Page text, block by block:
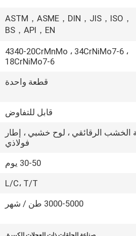
ASTM，ASME，DIN，JIS，ISO，
BS，API，EN
4340-20CrMnMo ، 34CrNiMo7-6 ،
18CrNiMo7-6
قطعة واحدة
قابل للتفاوض
الخشب الرقائقي ، لوح خشبي ، إطار
فولاذي
30-50 يوم
L/C، T/T
3000-5000 طن / شهر